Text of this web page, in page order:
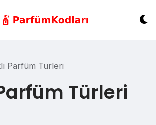
Parfüm Türleri
Türleri